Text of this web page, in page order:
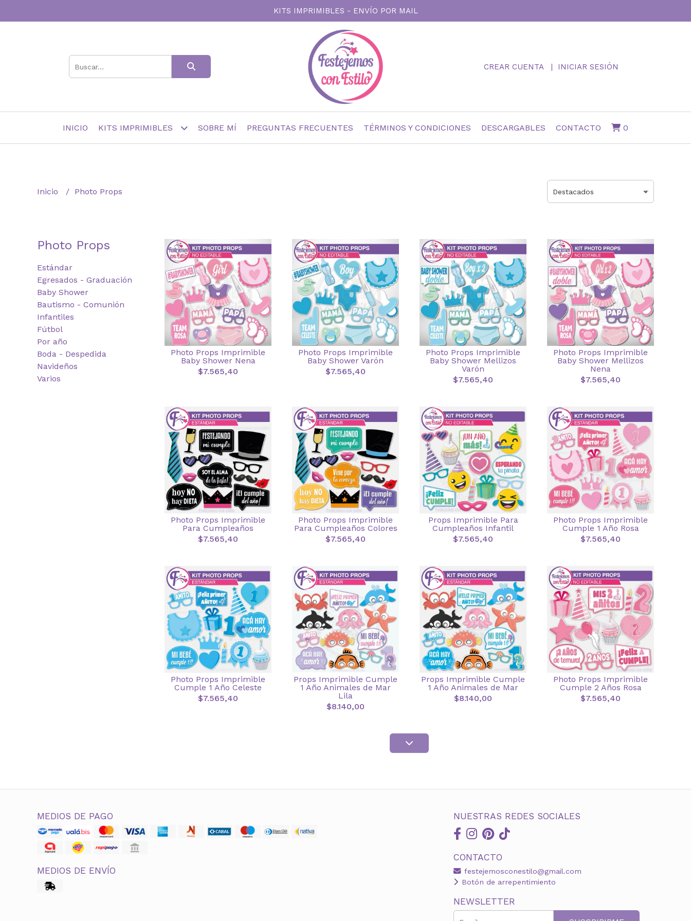
KITS IMPRIMIBLES - ENVÍO POR MAIL
CREAR CUENTA INICIAR SESIÓN
INICIO KITS IMPRIMIBLES SOBRE MÍ PREGUNTAS FRECUENTES TÉRMINOS Y CONDICIONES DESCARGABLES CONTACTO 0
Inicio Photo Props
Photo Props
Estándar
Egresados - Graduación
Baby Shower
Bautismo - Comunión
Infantiles
Fútbol
Por año
Boda - Despedida
Navideños
Varios
Photo Props Imprimible
Baby Shower Nena
$7.565,40
Photo Props Imprimible
Baby Shower Varón
$7.565,40
Photo Props Imprimible
Baby Shower Mellizos
Varón
$7.565,40
Photo Props Imprimible
Baby Shower Mellizos
Nena
$7.565,40
Photo Props Imprimible
Para Cumpleaños
$7.565,40
Photo Props Imprimible
Para Cumpleaños Colores
$7.565,40
Props Imprimible Para
Cumpleaños Infantil
$7.565,40
Photo Props Imprimible
Cumple 1 Año Rosa
$7.565,40
Photo Props Imprimible
Cumple 1 Año Celeste
$7.565,40
Props Imprimible Cumple
1 Año Animales de Mar
Lila
$8.140,00
Props Imprimible Cumple
1 Año Animales de Mar
$8.140,00
Photo Props Imprimible
Cumple 2 Años Rosa
$7.565,40
MEDIOS DE PAGO
MEDIOS DE ENVÍO
NUESTRAS REDES SOCIALES
CONTACTO
festejemosconestilo@gmail.com
Botón de arrepentimiento
NEWSLETTER